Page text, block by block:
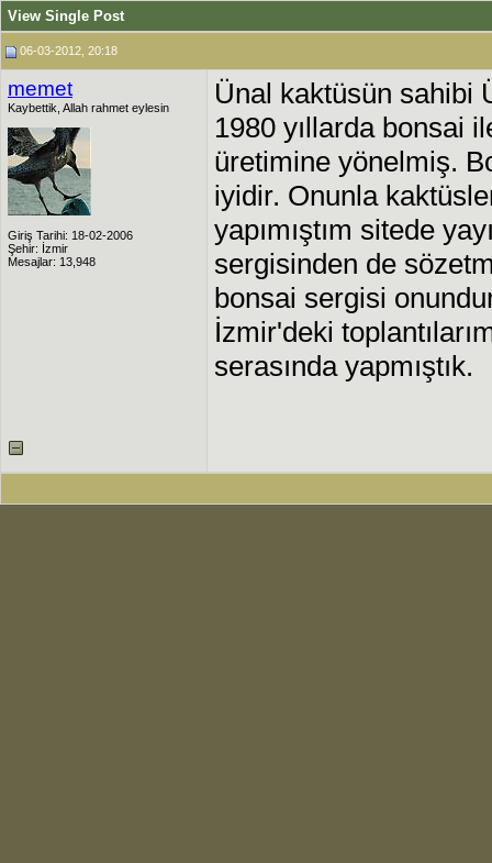
View Single Post
06-03-2012, 20:18
memet
Kaybettik, Allah rahmet eylesin
Giriş Tarihi: 18-02-2006
Şehir: İzmir
Mesajlar: 13,948
Ünal kaktüsün sahibi
1980 yıllarda bonsai
üretimine yönelmiş.
iyidir. Onunla
yapımıştım sitede
sergisinden de
bonsai sergisi
İzmir'deki
serasında yapmıştık.